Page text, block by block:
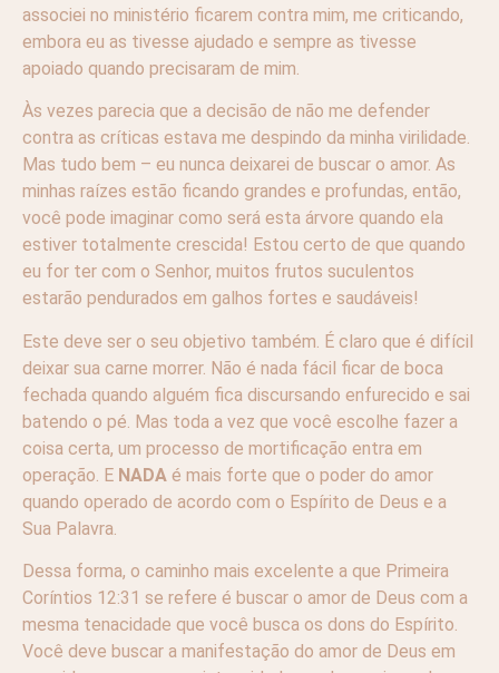
associei no ministério ficarem contra mim, me criticando,
embora eu as tivesse ajudado e sempre as tivesse
apoiado quando precisaram de mim.
Às vezes parecia que a decisão de não me defender
contra as críticas estava me despindo da minha virilidade.
Mas tudo bem – eu nunca deixarei de buscar o amor. As
minhas raízes estão ficando grandes e profundas, então,
você pode imaginar como será esta árvore quando ela
estiver totalmente crescida! Estou certo de que quando
eu for ter com o Senhor, muitos frutos suculentos
estarão pendurados em galhos fortes e saudáveis!
Este deve ser o seu objetivo também. É claro que é difícil
deixar sua carne morrer. Não é nada fácil ficar de boca
fechada quando alguém fica discursando enfurecido e sai
batendo o pé. Mas toda a vez que você escolhe fazer a
coisa certa, um processo de mortificação entra em
operação. E NADA é mais forte que o poder do amor
quando operado de acordo com o Espírito de Deus e a
Sua Palavra.
Dessa forma, o caminho mais excelente a que Primeira
Coríntios 12:31 se refere é buscar o amor de Deus com a
mesma tenacidade que você busca os dons do Espírito.
Você deve buscar a manifestação do amor de Deus em